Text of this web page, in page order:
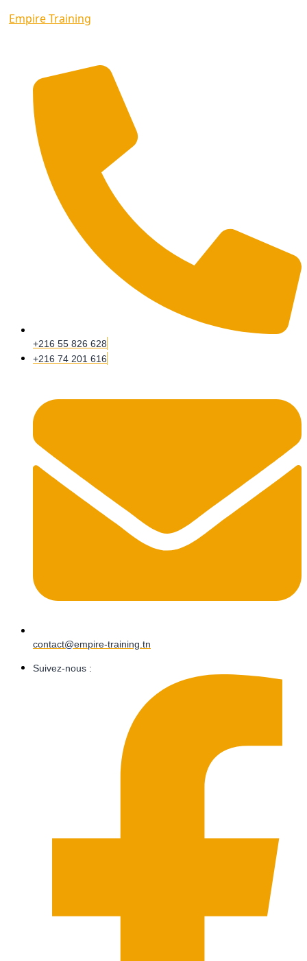
Empire Training
+216 55 826 628
+216 74 201 616
contact@empire-training.tn
Suivez-nous :